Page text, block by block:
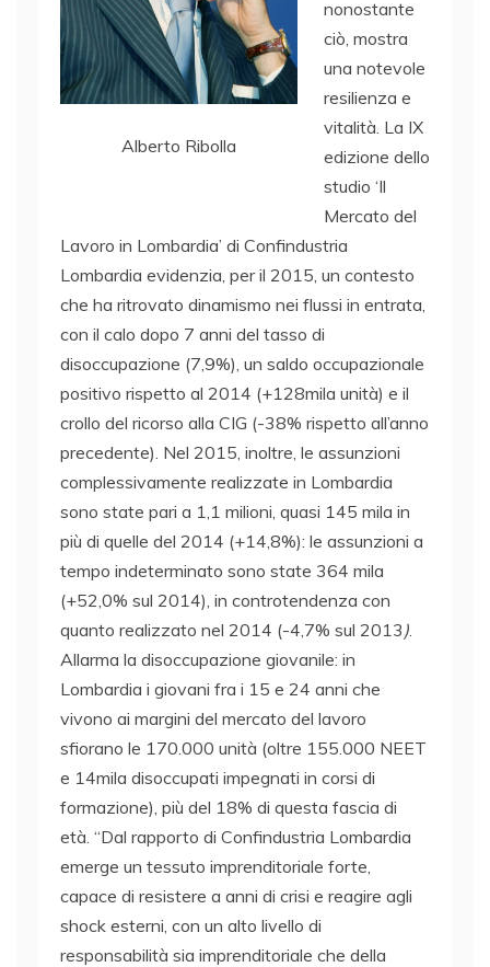
Alberto Ribolla
nonostante
ciò, mostra
una notevole
resilienza e
vitalità. La IX
edizione dello
studio ‘Il
Mercato del
Lavoro in Lombardia’ di Confindustria
Lombardia evidenzia, per il 2015, un contesto
che ha ritrovato dinamismo nei flussi in entrata,
con il calo dopo 7 anni del tasso di
disoccupazione (7,9%), un saldo occupazionale
positivo rispetto al 2014 (+128mila unità) e il
crollo del ricorso alla CIG (-38% rispetto all’anno
precedente). Nel 2015, inoltre, le assunzioni
complessivamente realizzate in Lombardia
sono state pari a 1,1 milioni, quasi 145 mila in
più di quelle del 2014 (+14,8%): le assunzioni a
tempo indeterminato sono state 364 mila
(+52,0% sul 2014), in controtendenza con
quanto realizzato nel 2014 (-4,7% sul 2013 )
Allarma la disoccupazione giovanile: in
Lombardia i giovani fra i 15 e 24 anni che
vivono ai margini del mercato del lavoro
sfiorano le 170.000 unità (oltre 155.000 NEET
e 14mila disoccupati impegnati in corsi di
formazione), più del 18% di questa fascia di
età. “Dal rapporto di Confindustria Lombardia
emerge un tessuto imprenditoriale forte,
capace di resistere a anni di crisi e reagire agli
shock esterni, con un alto livello di
responsabilità sia imprenditoriale che della